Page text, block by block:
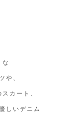
や、
カート、
しいデニム